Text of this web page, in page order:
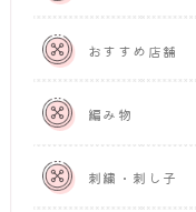
おすすめ店舗
編み物
刺繍・刺し子